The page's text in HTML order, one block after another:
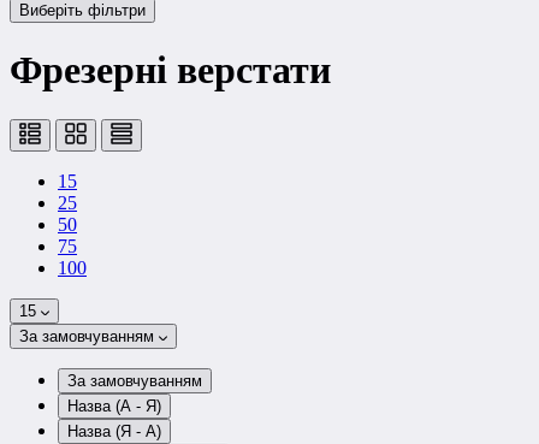
Виберіть фільтри
Фрезерні верстати
15
25
50
75
100
15
За замовчуванням
За замовчуванням
Назва (А - Я)
Назва (Я - А)